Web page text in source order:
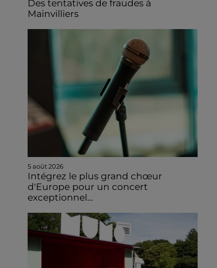
Des tentatives de fraudes à
Mainvilliers
5 août 2026
Intégrez le plus grand chœur
d'Europe pour un concert
exceptionnel...